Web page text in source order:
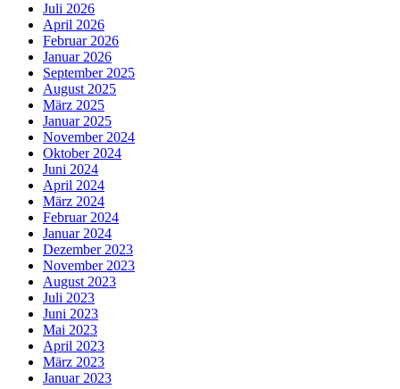
Juli 2026
April 2026
Februar 2026
Januar 2026
September 2025
August 2025
März 2025
Januar 2025
November 2024
Oktober 2024
Juni 2024
April 2024
März 2024
Februar 2024
Januar 2024
Dezember 2023
November 2023
August 2023
Juli 2023
Juni 2023
Mai 2023
April 2023
März 2023
Januar 2023